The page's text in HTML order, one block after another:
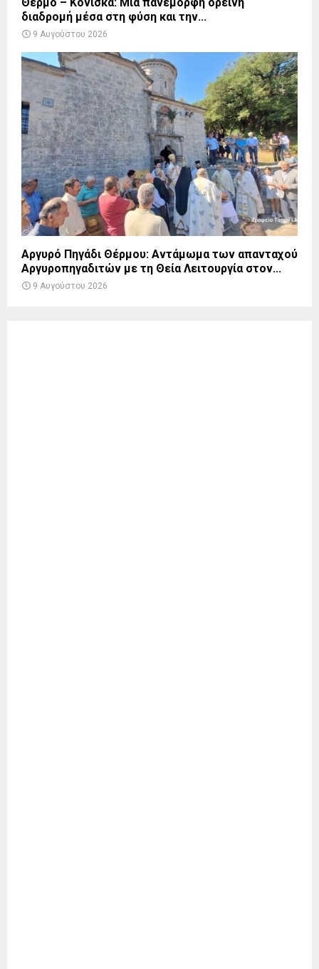
διαδρομή μέσα στη φύση και την...
9 Αυγούστου 2026
Αργυρό Πηγάδι Θέρμου: Αντάμωμα των απανταχού
Αργυροπηγαδιτών με τη Θεία Λειτουργία στον...
9 Αυγούστου 2026